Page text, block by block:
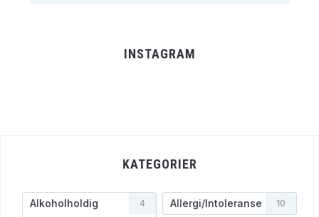
INSTAGRAM
KATEGORIER
Alkoholholdig
4 Allergi/Intoleranse 10